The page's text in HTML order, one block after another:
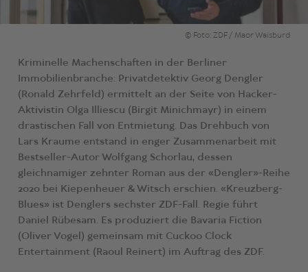
© Foto: ZDF / Maor Waisburd
Kriminelle Machenschaften in der Berliner
Immobilienbranche: Privatdetektiv Georg Dengler
(Ronald Zehrfeld) ermittelt an der Seite von Hacker-
Aktivistin Olga Illiescu (Birgit Minichmayr) in einem
drastischen Fall von Entmietung. Das Drehbuch von
Lars Kraume entstand in enger Zusammenarbeit mit
Bestseller-Autor Wolfgang Schorlau, dessen
gleichnamiger zehnter Roman aus der «Dengler»-Reihe
2020 bei Kiepenheuer & Witsch erschien. «Kreuzberg-
Blues» ist Denglers sechster ZDF-Fall. Regie führt
Daniel Rübesam. Es produziert die Bavaria Fiction
(Oliver Vogel) gemeinsam mit Cuckoo Clock
Entertainment (Raoul Reinert) im Auftrag des ZDF.